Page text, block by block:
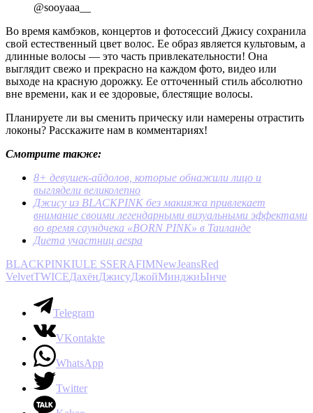
@sooyaaa__
Во время камбэков, концертов и фотосессий Джису сохранила
свой естественный цвет волос. Ее образ является культовым, а
длинные волосы — это часть привлекательности! Она
выглядит свежо и прекрасно на каждом фото, видео или
выходе на красную дорожку. Ее отточенный стиль абсолютно
вне времени, как и ее здоровые, блестящие волосы.
Планируете ли вы сменить прическу или намерены отрастить
локоны? Расскажите нам в комментариях!
Смотрите также:
8+ девушек-айдолов, которые обнажили лицо и
выглядели великолепно
Джису из BLACKPINK без макияжа привлекает
внимание своими легендарными визуальными эффектами
во время саундчека «BORN PINK» в Таиланде
Диета участниц aespa
BLACKPINKIULE SSERAFIMNewJeansRed
VelvetTWICEДахёнДжисуДжойМинджиЫнче
Telegram
VKontakte
WhatsApp
Twitter